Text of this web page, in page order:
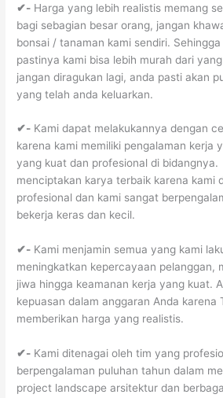
✔- Harga yang lebih realistis memang
bagi sebagian besar orang, jangan
bonsai / tanaman kami sendiri.
pastinya kami bisa lebih murah dari
jangan diragukan lagi, anda pasti akan
yang telah anda keluarkan.
✔- Kami dapat melakukannya dengan
karena kami memiliki pengalaman kerja
yang kuat dan profesional di bidangnya.
menciptakan karya terbaik karena kami
profesional dan kami sangat
bekerja keras dan kecil.
✔- Kami menjamin semua yang kami
meningkatkan kepercayaan pelanggan,
jiwa hingga keamanan kerja yang kuat.
kepuasan dalam anggaran Anda karena
memberikan harga yang realistis.
✔- Kami ditenagai oleh tim yang
berpengalaman puluhan tahun dalam
project landscape arsitektur dan